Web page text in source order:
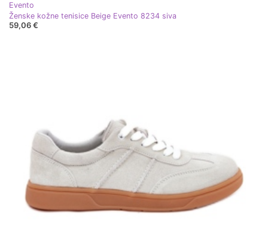
Evento
Ženske kožne tenisice Beige Evento 8234 siva
59,06 €